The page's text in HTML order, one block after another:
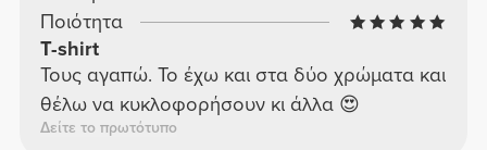
Ποιότητα
T-shirt
Τους αγαπώ. Το έχω και στα δύο χρώματα και
θέλω να κυκλοφορήσουν κι άλλα 😍
Δείτε το πρωτότυπο